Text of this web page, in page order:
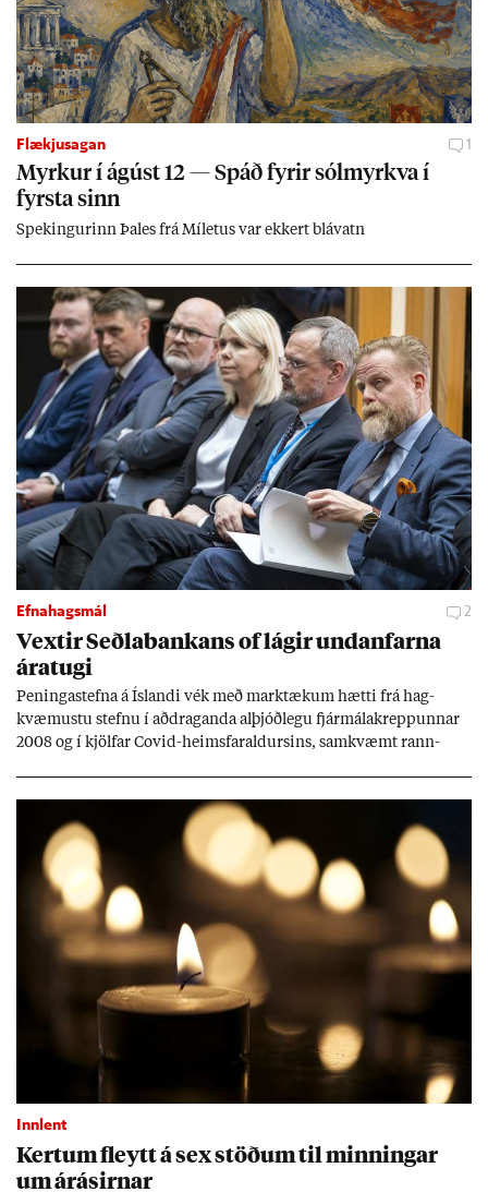
Flækjusagan 1
Myrk­ur í ág­úst 12 — Spáð fyr­ir sól­myrkva í
fyrsta sinn
Spek­ing­ur­inn Þa­les frá Míletus var ekk­ert blá­vatn
Efnahagsmál 2
Vext­ir Seðla­bank­ans of lág­ir und­an­farna
ára­tugi
Pen­inga­stefna á Ís­landi vék með mark­tæk­um hætti frá hag­
kvæm­ustu stefnu í að­drag­anda al­þjóð­legu fjár­málakrepp­unn­ar
2008 og í kjöl­far Covid-heims­far­ald­urs­ins, sam­kvæmt rann­
Innlent
Kert­um fleytt á sex stöð­um til minn­ing­ar
um árás­irn­ar